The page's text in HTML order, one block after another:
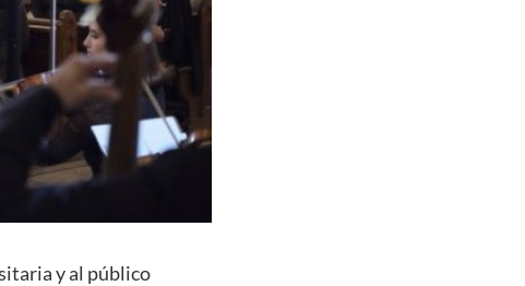
y al público